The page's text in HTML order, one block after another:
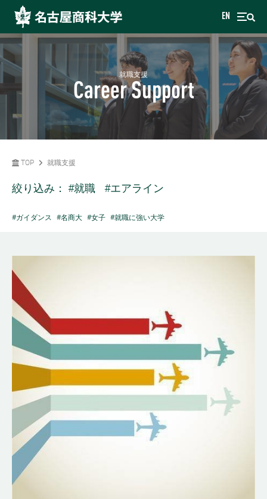
EN
就職支援
Career Support
TOP 就職支援
絞り込み： #就職 #エアライン
#ガイダンス #名商大 #女子 #就職に強い大学